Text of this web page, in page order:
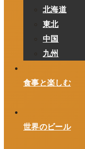
北海道
東北
中国
九州
食事と楽しむ
世界のビール